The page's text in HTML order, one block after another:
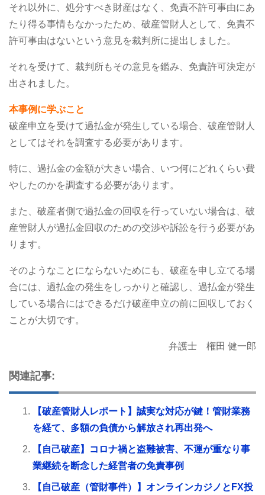
それ以外に、処分すべき財産はなく、免責不許可事由にあ
たり得る事情もなかったため、破産管財人として、免責不
許可事由はないという意見を裁判所に提出しました。
それを受けて、裁判所もその意見を鑑み、免責許可決定が
出されました。
本事例に学ぶこと
破産申立を受けて過払金が発生している場合、破産管財人
としてはそれを調査する必要があります。
特に、過払金の金額が大きい場合、いつ何にどれくらい費
やしたのかを調査する必要があります。
また、破産者側で過払金の回収を行っていない場合は、破
産管財人が過払金回収のための交渉や訴訟を行う必要があ
ります。
そのようなことにならないためにも、破産を申し立てる場
合には、過払金の発生をしっかりと確認し、過払金が発生
している場合にはできるだけ破産申立の前に回収しておく
ことが大切です。
弁護士 権田 健一郎
関連記事:
【破産管財人レポート】誠実な対応が鍵！管財業務
を経て、多額の負債から解放され再出発へ
【自己破産】コロナ禍と盗難被害、不運が重なり事
業継続を断念した経営者の免責事例
【自己破産（管財事件）】オンラインカジノとFX投